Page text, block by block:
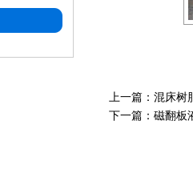
上一篇： 混床树
下一篇： 磁翻板